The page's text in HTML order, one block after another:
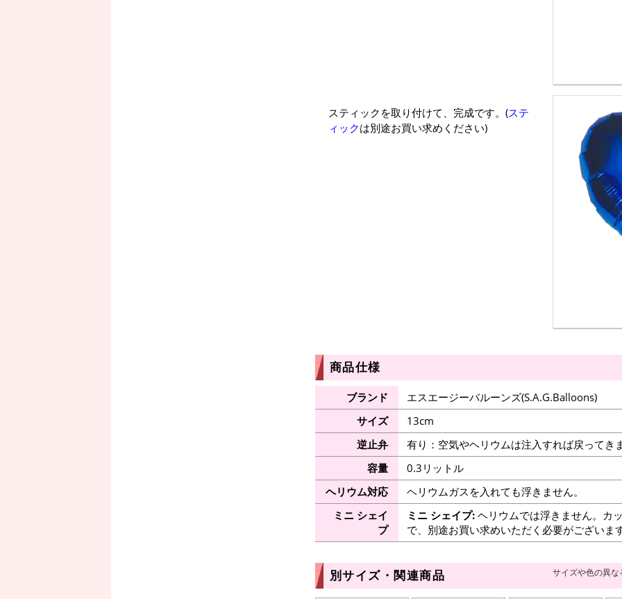
スティックを取り付けて、完成です。(ステ
ィックは別途お買い求めください)
商品仕様
ブランド
エスエージーバルーンズ(S.A.G.Balloons)
サイズ
13cm
逆止弁
有り：空気やヘリウムは注入すれば戻ってき
容量
0.3リットル
ヘリウム対応
ヘリウムガスを入れても浮きません。
ミニ シェイ
プ
ミニ シェイプ:ヘリウムでは浮きません。カ
で、別途お買い求めいただく必要がございま
別サイズ・関連商品 サイズや色の異